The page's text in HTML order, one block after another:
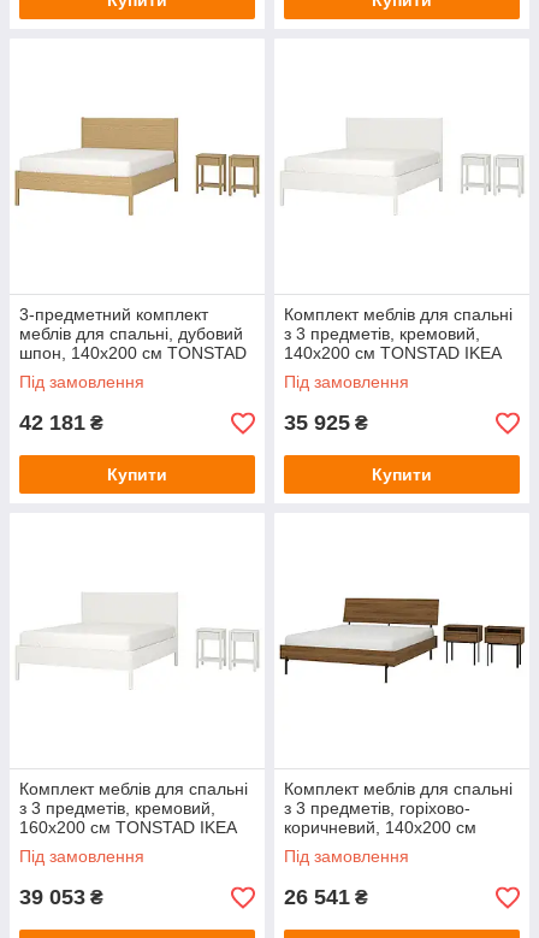
3-предметний комплект
меблів для спальні, дубовий
шпон, 140x200 см TONSTAD
IKEA 696.067.56
Під замовлення
42 181 ₴
Купити
Комплект меблів для спальні
з 3 предметів, кремовий,
140x200 см TONSTAD IKEA
496.067.62
Під замовлення
35 925 ₴
Купити
Комплект меблів для спальні
з 3 предметів, кремовий,
160x200 см TONSTAD IKEA
296.067.63
Під замовлення
39 053 ₴
Комплект меблів для спальні
з 3 предметів, горіхово-
коричневий, 140x200 см
RADMANSO IKEA 996.144.44
Під замовлення
26 541 ₴